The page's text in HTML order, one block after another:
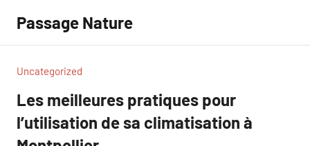
contenu
Passage Nature
Uncategorized
Les meilleures pratiques pour
l’utilisation de sa climatisation à